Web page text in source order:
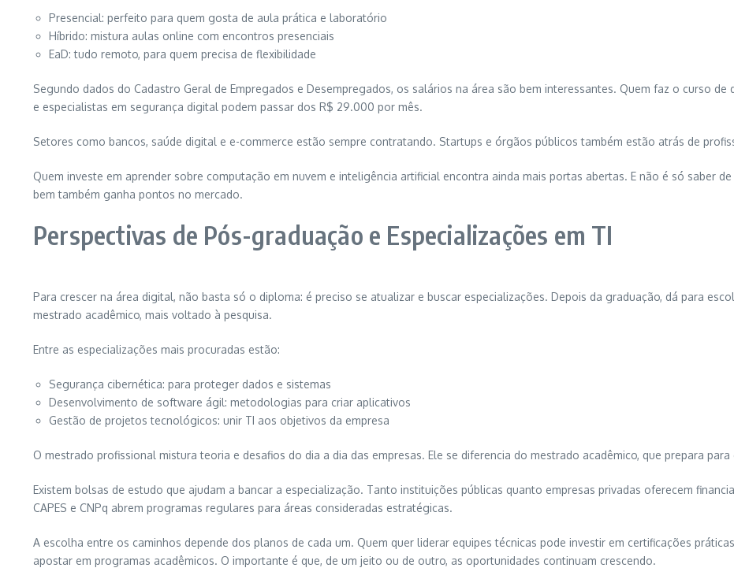
Presencial: perfeito para quem gosta de aula prática e laboratório
Híbrido: mistura aulas online com encontros presenciais
EaD: tudo remoto, para quem precisa de flexibilidade
Segundo dados do Cadastro Geral de Empregados e Desempregados, os salários na área são bem interessantes. Quem faz o curso de
e especialistas em segurança digital podem passar dos R$ 29.000 por mês.
Setores como bancos, saúde digital e e-commerce estão sempre contratando. Startups e órgãos públicos também estão atrás de
Quem investe em aprender sobre computação em nuvem e inteligência artificial encontra ainda mais portas abertas. E não é só saber
bem também ganha pontos no mercado.
Perspectivas de Pós-graduação e Especializações em TI
Para crescer na área digital, não basta só o diploma: é preciso se atualizar e buscar especializações. Depois da graduação, dá para
mestrado acadêmico, mais voltado à pesquisa.
Entre as especializações mais procuradas estão:
Segurança cibernética: para proteger dados e sistemas
Desenvolvimento de software ágil: metodologias para criar aplicativos
Gestão de projetos tecnológicos: unir TI aos objetivos da empresa
O mestrado profissional mistura teoria e desafios do dia a dia das empresas. Ele se diferencia do mestrado acadêmico, que prepara para
Existem bolsas de estudo que ajudam a bancar a especialização. Tanto instituições públicas quanto empresas privadas oferecem
CAPES e CNPq abrem programas regulares para áreas consideradas estratégicas.
A escolha entre os caminhos depende dos planos de cada um. Quem quer liderar equipes técnicas pode investir em certificações
apostar em programas acadêmicos. O importante é que, de um jeito ou de outro, as oportunidades continuam crescendo.